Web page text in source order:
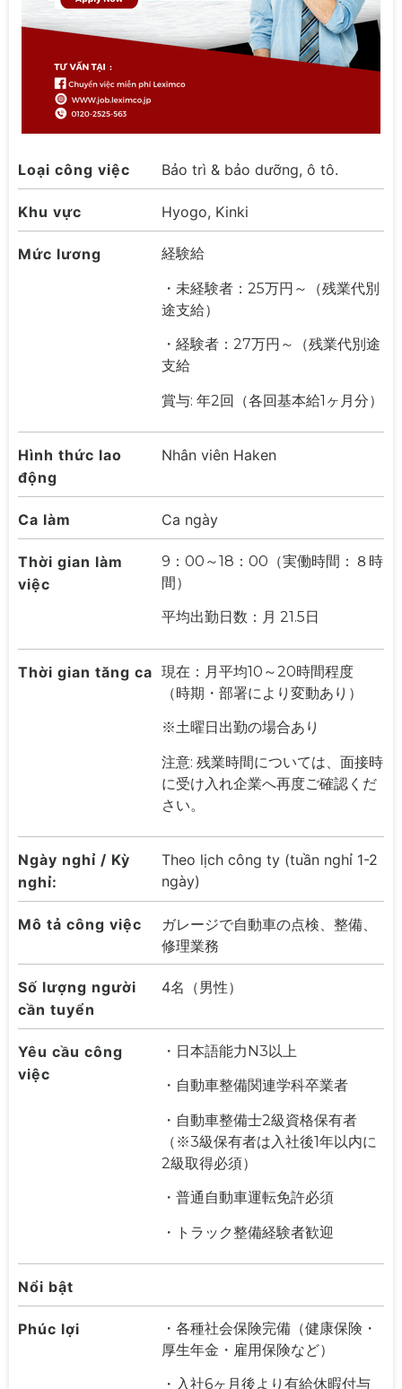
Loại công việc Bảo trì & bảo dưỡng, ô tô.
Khu vực Hyogo, Kinki
Mức lương 経験給
・未経験者：25万円～（残業代別
途支給）
・経験者：27万円～（残業代別途
支給
賞与: 年2回（各回基本給1ヶ月分）
Hình thức lao
động
Nhân viên Haken
Ca làm Ca ngày
Thời gian làm
việc
9：00～18：00（実働時間：８時
間）
平均出勤日数：月 21.5日
Thời gian tăng ca 現在：月平均10～20時間程度
（時期・部署により変動あり）
※土曜日出勤の場合あり
注意: 残業時間については、面接時
に受け入れ企業へ再度ご確認くだ
さい。
Ngày nghỉ / Kỳ
nghỉ:
Theo lịch công ty (tuần nghỉ 1-2
ngày)
Mô tả công việc
ガレージで自動車の点検、整備、
修理業務
Số lượng người
cần tuyển
4名（男性）
Yêu cầu công
việc
・日本語能力N3以上
・自動車整備関連学科卒業者
・自動車整備士2級資格保有者
（※3級保有者は入社後1年以内に
2級取得必須）
・普通自動車運転免許必須
・トラック整備経験者歓迎
Nổi bật
Phúc lợi
・各種社会保険完備（健康保険・
厚生年金・雇用保険など）
・入社6ヶ月後より有給休暇付与